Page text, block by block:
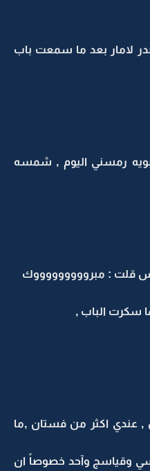
بعد ما سمعت باب
رمسني اليوم , شمسه
: مبروووووووووك
الباب ,
عندي اكثر من فستان ,ما
وقياسج وآحد خصوصاً ان